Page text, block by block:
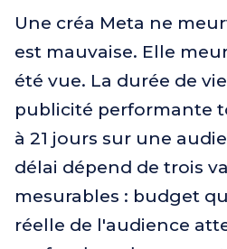
Une créa Meta ne
est mauvaise. Elle
été vue. La durée de
publicité performante
à 21 jours sur une
délai dépend de trois
mesurables : budget
réelle de l'audience